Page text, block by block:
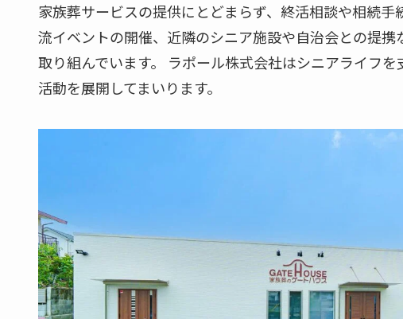
家族葬サービスの提供にとどまらず、終活相談や相続
流イベントの開催、近隣のシニア施設や自治会との提
取り組んでいます。 ラポール株式会社はシニアライフ
活動を展開してまいります。